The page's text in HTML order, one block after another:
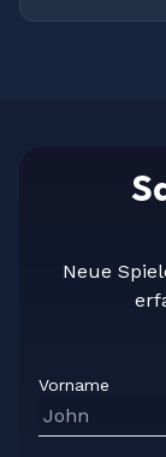
Neue
Vorname